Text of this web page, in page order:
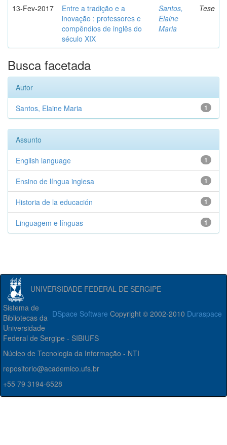
13-Fev-2017
Entre a tradição e a
inovação : professores e
compêndios de inglês do
século XIX
Santos,
Elaine
Maria
Tese
Busca facetada
Autor
1
Santos, Elaine Maria
Assunto
1
English language
1
Ensino de língua inglesa
1
Historia de la educación
1
Linguagem e línguas
UNIVERSIDADE FEDERAL DE SERGIPE
DSpace Software Copyright © 2002-2010 Duraspace
Sistema de
Bibliotecas da
Universidade
Federal de Sergipe - SIBIUFS
Núcleo de Tecnologia da Informação - NTI
repositorio@academico.ufs.br
+55 79 3194-6528